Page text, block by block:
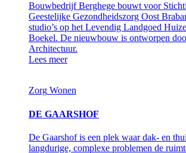
Bouwbedrijf Berghege bouwt voor
Geestelijke Gezondheidszorg Oost
studio’s op het Levendig Landgoed
Boekel. De nieuwbouw is ontworpen
Architectuur.
Lees meer
Zorg Wonen
DE GAARSHOF
De Gaarshof is een plek waar dak- en
langdurige, complexe problemen de